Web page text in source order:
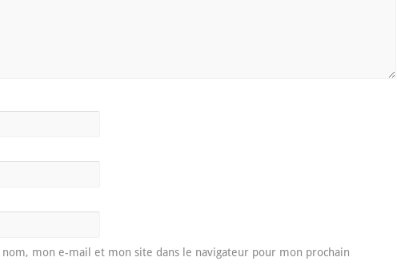
mon e-mail et mon site dans le navigateur pour mon prochain